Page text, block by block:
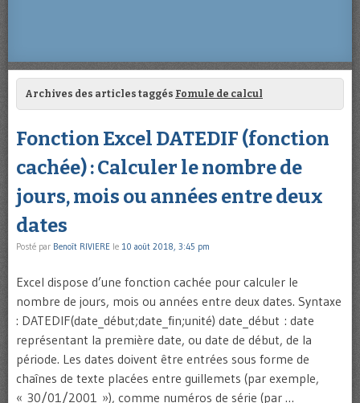
Archives des articles taggés Fomule de calcul
Fonction Excel DATEDIF (fonction
cachée) : Calculer le nombre de
jours, mois ou années entre deux
dates
Posté par Benoît RIVIERE le 10 août 2018, 3:45 pm
Excel dispose d’une fonction cachée pour calculer le
nombre de jours, mois ou années entre deux dates. Syntaxe
: DATEDIF(date_début;date_fin;unité) date_début : date
représentant la première date, ou date de début, de la
période. Les dates doivent être entrées sous forme de
chaînes de texte placées entre guillemets (par exemple,
« 30/01/2001 »), comme numéros de série (par …